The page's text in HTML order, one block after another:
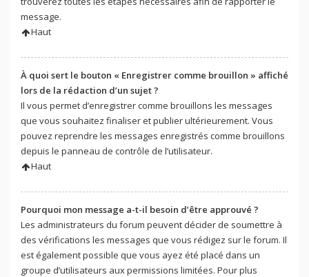
message.
Haut
À quoi sert le bouton « Enregistrer comme brouillon » affiché
lors de la rédaction d’un sujet ?
Il vous permet d’enregistrer comme brouillons les messages
que vous souhaitez finaliser et publier ultérieurement. Vous
pouvez reprendre les messages enregistrés comme brouillons
depuis le panneau de contrôle de l’utilisateur.
Haut
Pourquoi mon message a-t-il besoin d’être approuvé ?
Les administrateurs du forum peuvent décider de soumettre à
des vérifications les messages que vous rédigez sur le forum. Il
est également possible que vous ayez été placé dans un
groupe d’utilisateurs aux permissions limitées. Pour plus